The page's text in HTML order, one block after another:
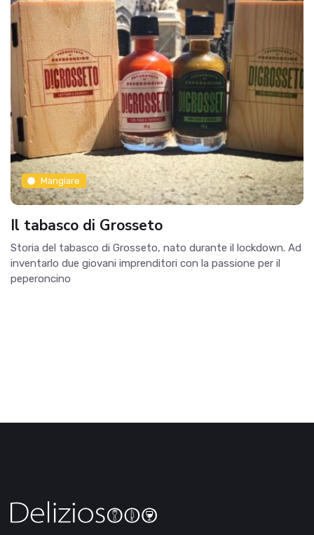
Mangiare
Il tabasco di Grosseto
Storia del tabasco di Grosseto, nato durante il lockdown. Ad
inventarlo due giovani imprenditori con la passione per il
peperoncino